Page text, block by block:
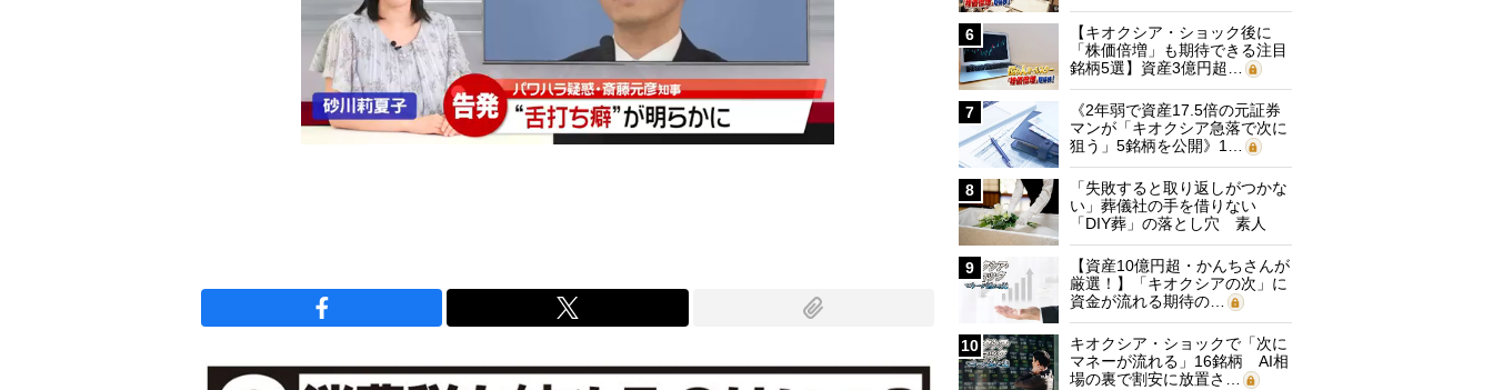
6
【キオクシア・ショック後に
「株価倍増」も期待できる注目
銘柄5選】資産3億円超…
7
《2年弱で資産17.5倍の元証券
マンが「キオクシア急落で次に
狙う」5銘柄を公開》1…
8
「失敗すると取り返しがつかな
い」葬儀社の手を借りない
「DIY葬」の落とし穴 素人
に…
9
【資産10億円超・かんちさんが
厳選！】「キオクシアの次」に
資金が流れる期待の…
10
キオクシア・ショックで「次に
マネーが流れる」16銘柄 AI相
場の裏で割安に放置さ…